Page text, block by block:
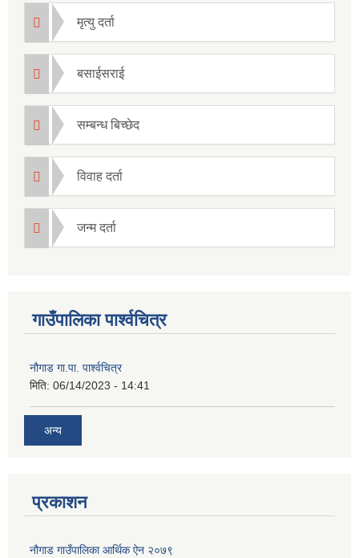
मृत्यु दर्ता
बसाईसराई
सम्बन्ध बिच्छेद
विवाह दर्ता
जन्म दर्ता
गाउँपालिका पार्श्वचित्र
नौगाड गा.पा. पार्श्वचित्र
मिति: 06/14/2023 - 14:41
अन्य
प्रकाशन
नौगाड गाउँपालिका आर्थिक ऐन २०७९